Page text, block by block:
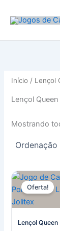
para
conteúdo
Início / Lençol
Lençol Queen
Mostrando
Oferta!
Lençol Queen